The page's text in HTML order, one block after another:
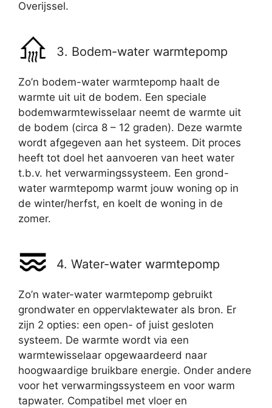
Overijssel.
3. Bodem-water warmtepomp
Zo’n bodem-water warmtepomp haalt de
warmte uit uit de bodem. Een speciale
bodemwarmtewisselaar neemt de warmte uit
de bodem (circa 8 – 12 graden). Deze warmte
wordt afgegeven aan het systeem. Dit proces
heeft tot doel het aanvoeren van heet water
t.b.v. het verwarmingssysteem. Een grond-
water warmtepomp warmt jouw woning op in
de winter/herfst, en koelt de woning in de
zomer.
4. Water-water warmtepomp
Zo’n water-water warmtepomp gebruikt
grondwater en oppervlaktewater als bron. Er
zijn 2 opties: een open- of juist gesloten
systeem. De warmte wordt via een
warmtewisselaar opgewaardeerd naar
hoogwaardige bruikbare energie. Onder andere
voor het verwarmingssysteem en voor warm
tapwater. Compatibel met vloer en